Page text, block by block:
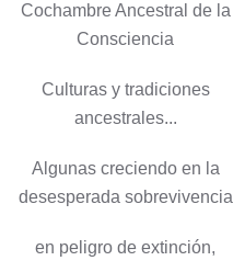
Cochambre Ancestral de la
Consciencia
Culturas y tradiciones
ancestrales...
Algunas creciendo en la
desesperada sobrevivencia
en peligro de extinción,